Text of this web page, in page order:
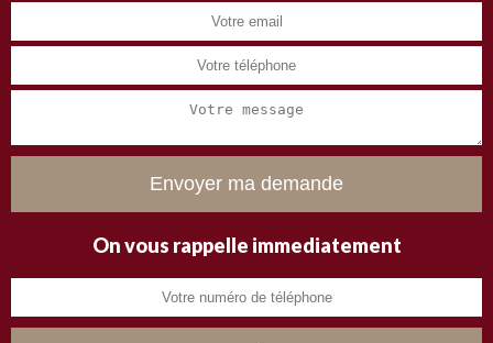
On vous rappelle immediatement